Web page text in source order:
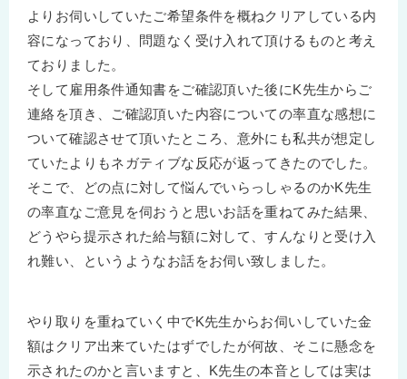
よりお伺いしていたご希望条件を概ねクリアしている内
容になっており、問題なく受け入れて頂けるものと考え
ておりました。
そして雇用条件通知書をご確認頂いた後にK先生からご
連絡を頂き、ご確認頂いた内容についての率直な感想に
ついて確認させて頂いたところ、意外にも私共が想定し
ていたよりもネガティブな反応が返ってきたのでした。
そこで、どの点に対して悩んでいらっしゃるのかK先生
の率直なご意見を伺おうと思いお話を重ねてみた結果、
どうやら提示された給与額に対して、すんなりと受け入
れ難い、というようなお話をお伺い致しました。
やり取りを重ねていく中でK先生からお伺いしていた金
額はクリア出来ていたはずでしたが何故、そこに懸念を
示されたのかと言いますと、K先生の本音としては実は